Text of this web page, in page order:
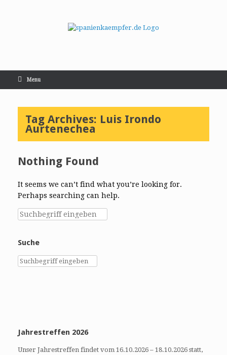
Menu
Tag Archives: Luis Irondo
Aurtenechea
Nothing Found
It seems we can’t find what you’re looking for.
Perhaps searching can help.
Suche
Jahrestreffen 2026
Unser Jahrestreffen findet vom 16.10.2026 – 18.10.2026 statt,